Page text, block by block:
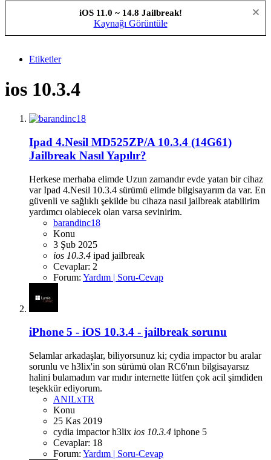
iOS 11.0 ~ 14.8 Jailbreak!
Kaynağı Görüntüle
Etiketler
ios 10.3.4
Ipad 4.Nesil MD525ZP/A 10.3.4 (14G61)
Jailbreak Nasıl Yapılır?
Herkese merhaba elimde Uzun zamandır evde yatan bir cihaz
var Ipad 4.Nesil 10.3.4 sürümü elimde bilgisayarım da var. En
güvenli ve sağlıklı şekilde bu cihaza nasıl jailbreak atabilirim
yardımcı olabiecek olan varsa sevinirim.
barandinc18
Konu
3 Şub 2025
ios 10.3.4 ipad jailbreak
Cevaplar: 2
Forum: Yardım | Soru-Cevap
iPhone 5 - iOS 10.3.4 - jailbreak sorunu
Selamlar arkadaşlar, biliyorsunuz ki; cydia impactor bu aralar
sorunlu ve h3lix'in son sürümü olan RC6'nın bilgisayarsız
halini bulamadım var mıdır internette lütfen çok acil şimdiden
teşekkür ediyorum.
ANILxTR
Konu
25 Kas 2019
cydia impactorh3lix ios 10.3.4 iphone 5
Cevaplar: 18
Forum: Yardım | Soru-Cevap